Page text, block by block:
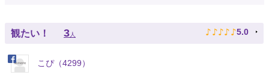
観たい！ 3人 ♪ ♪ ♪ ♪ ♪ 5.0
こぴ（4299）